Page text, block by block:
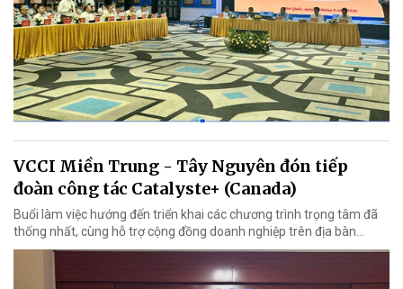
VCCI Miền Trung - Tây Nguyên đón tiếp
đoàn công tác Catalyste+ (Canada)
Buổi làm việc hướng đến triển khai các chương trình trọng tâm đã
thống nhất, cùng hỗ trợ cộng đồng doanh nghiệp trên địa bàn...